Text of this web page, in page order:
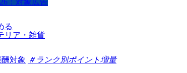
：対象広告
る
リア・雑貨
対象 ＃ランク別ポイント増量